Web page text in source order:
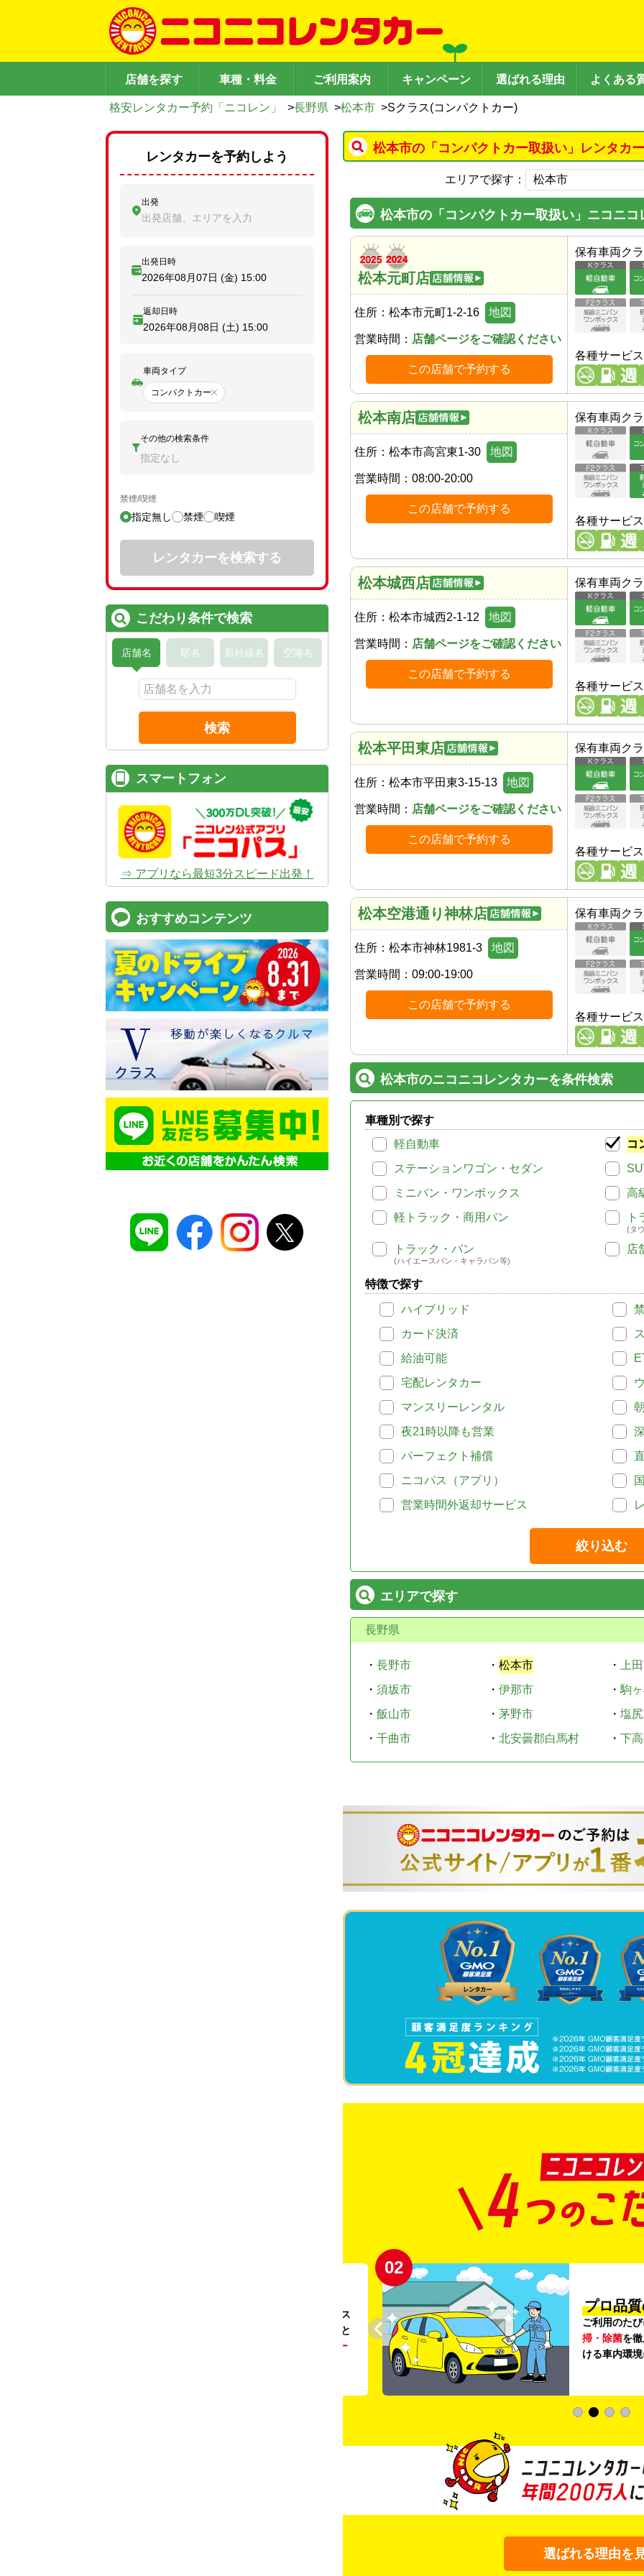
店舗を探す 車種・料金 ご利用案内 キャンペーン 選ばれる理由 よくある
格安レンタカー予約「ニコレン」 >長野県 >松本市 >Sクラス(コンパクトカー)
松本市の「コンパクトカー取扱い」レンタカ
エリアで探す：
松本市の「コンパクトカー取扱い」ニコニ
松本元町店
住所： 松本市元町1-2-16 地図
営業時間： 店舗ページをご確認ください
この店舗で予約する
保有車両ク
各種サービス
松本南店
住所： 松本市高宮東1-30 地図
営業時間： 08:00-20:00
この店舗で予約する
保有車両ク
各種サービス
松本城西店
住所： 松本市城西2-1-12 地図
営業時間： 店舗ページをご確認ください
この店舗で予約する
保有車両ク
各種サービス
松本平田東店
住所： 松本市平田東3-15-13 地図
営業時間： 店舗ページをご確認ください
この店舗で予約する
保有車両ク
各種サービス
松本空港通り神林店
住所： 松本市神林1981-3 地図
営業時間： 09:00-19:00
この店舗で予約する
保有車両ク
各種サービス
松本市のニコニコレンタカーを条件検索
車種別で探す
軽自動車
コ
ステーションワゴン・セダン
ミニバン・ワンボックス
高
軽トラック・商用バン
ト
(タ
トラック・バン
(ハイエースバン・キャラバン等)
店
特徴で探す
ハイブリッド
カード決済
給油可能
宅配レンタカー
マンスリーレンタル
夜21時以降も営業
パーフェクト補償
ニコパス（アプリ）
営業時間外返却サービス
絞り込む
エリアで探す
長野県
・ 長野市 ・ 松本市 ・
上
・ 須坂市 ・ 伊那市 ・ 駒
・ 飯山市 ・ 茅野市 ・ 塩
・ 千曲市 ・ 北安曇郡白馬村 ・ 下
。ガソリンス
タンドや整備工場の既存インフラを活用すること
リー
02
プロ品
ご利用のた
掃・除菌を
ける車内環
選ばれる理由を
レンタカーを予約しよう
出発
出発店舗、エリアを入力
出発日時
2026年08月07日 (金) 15:00
返却日時
2026年08月08日 (土) 15:00
車両タイプ
コンパクトカー
その他の検索条件
指定なし
禁煙/喫煙
指定無し 禁煙 喫煙
レンタカーを検索する
こだわり条件で検索
店舗名 駅名 新幹線名 空港名
検索
スマートフォン
⇒ アプリなら最短3分スピード出発！
おすすめコンテンツ